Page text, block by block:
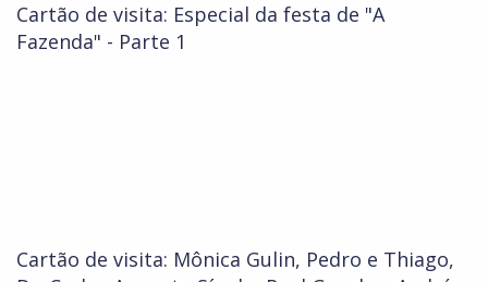
Cartão de visita: Especial da festa de "A
Fazenda" - Parte 1
Cartão de visita: Mônica Gulin, Pedro e Thiago,